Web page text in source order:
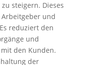
steigern. Dieses
und
reduziert den
und
den Kunden.
der